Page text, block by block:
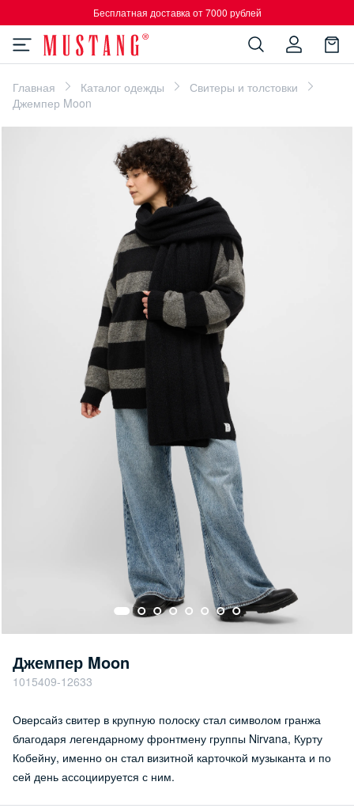
Бесплатная доставка от 7000 рублей
Главная Каталог одежды
Свитеры и толстовки
Джемпер Moon
Джемпер Moon
1015409-12633
Оверсайз свитер в крупную полоску стал символом гранжа
благодаря легендарному фронтмену группы Nirvana, Курту
Кобейну, именно он стал визитной карточкой музыканта и по
сей день ассоциируется с ним.